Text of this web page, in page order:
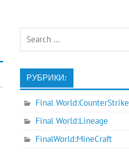
РУБРИКИ:
Final World:CounterStrike
Final World:Lineage
FinalWorld:MineCraft